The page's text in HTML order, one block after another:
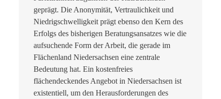
geprägt. Die Anonymität, Vertraulichkeit und
Niedrigschwelligkeit prägt ebenso den Kern des
Erfolgs des bisherigen Beratungsansatzes wie die
aufsuchende Form der Arbeit, die gerade im
Flächenland Niedersachsen eine zentrale
Bedeutung hat. Ein kostenfreies
flächendeckendes Angebot in Niedersachsen ist
existentiell, um den Herausforderungen des